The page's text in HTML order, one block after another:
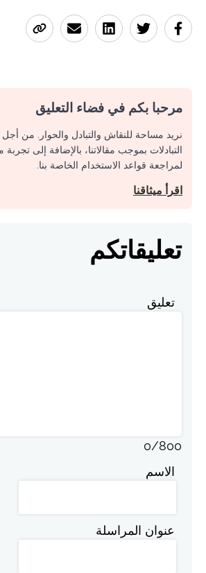
مرحبا بكم في فضاء التعليق
نريد مساحة للنقاش والتبادل والحوار. من
التبادلات بموجب مقالاتنا، بالإضافة إلى
لمراجعة قواعد الاستخدام الخاصة بنا.
اقرأ ميثاقنا
تعليقاتكم
تعليق
0/800
الاسم
عنوان المراسلة